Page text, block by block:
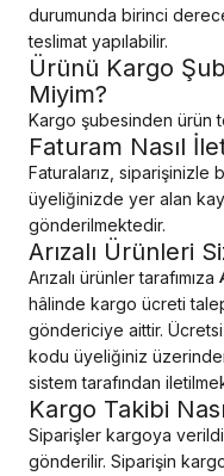
durumunda birinci
teslimat yapılabilir.
Ürünü Kargo
Miyim?
Kargo şubesinden ürün
Faturam Nasıl
Faturalarız, siparişinizle
üyeliğinizde yer alan
gönderilmektedir.
Arızalı Ürünleri
Arızalı ürünler tarafımıza
hâlinde kargo ücreti
göndericiye aittir.
kodu üyeliğiniz
sistem tarafından
Kargo Takibi
Siparişler kargoya
gönderilir. Siparişin